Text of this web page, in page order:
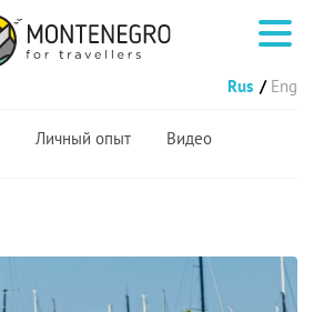
Rus Eng
Личный опыт Видео